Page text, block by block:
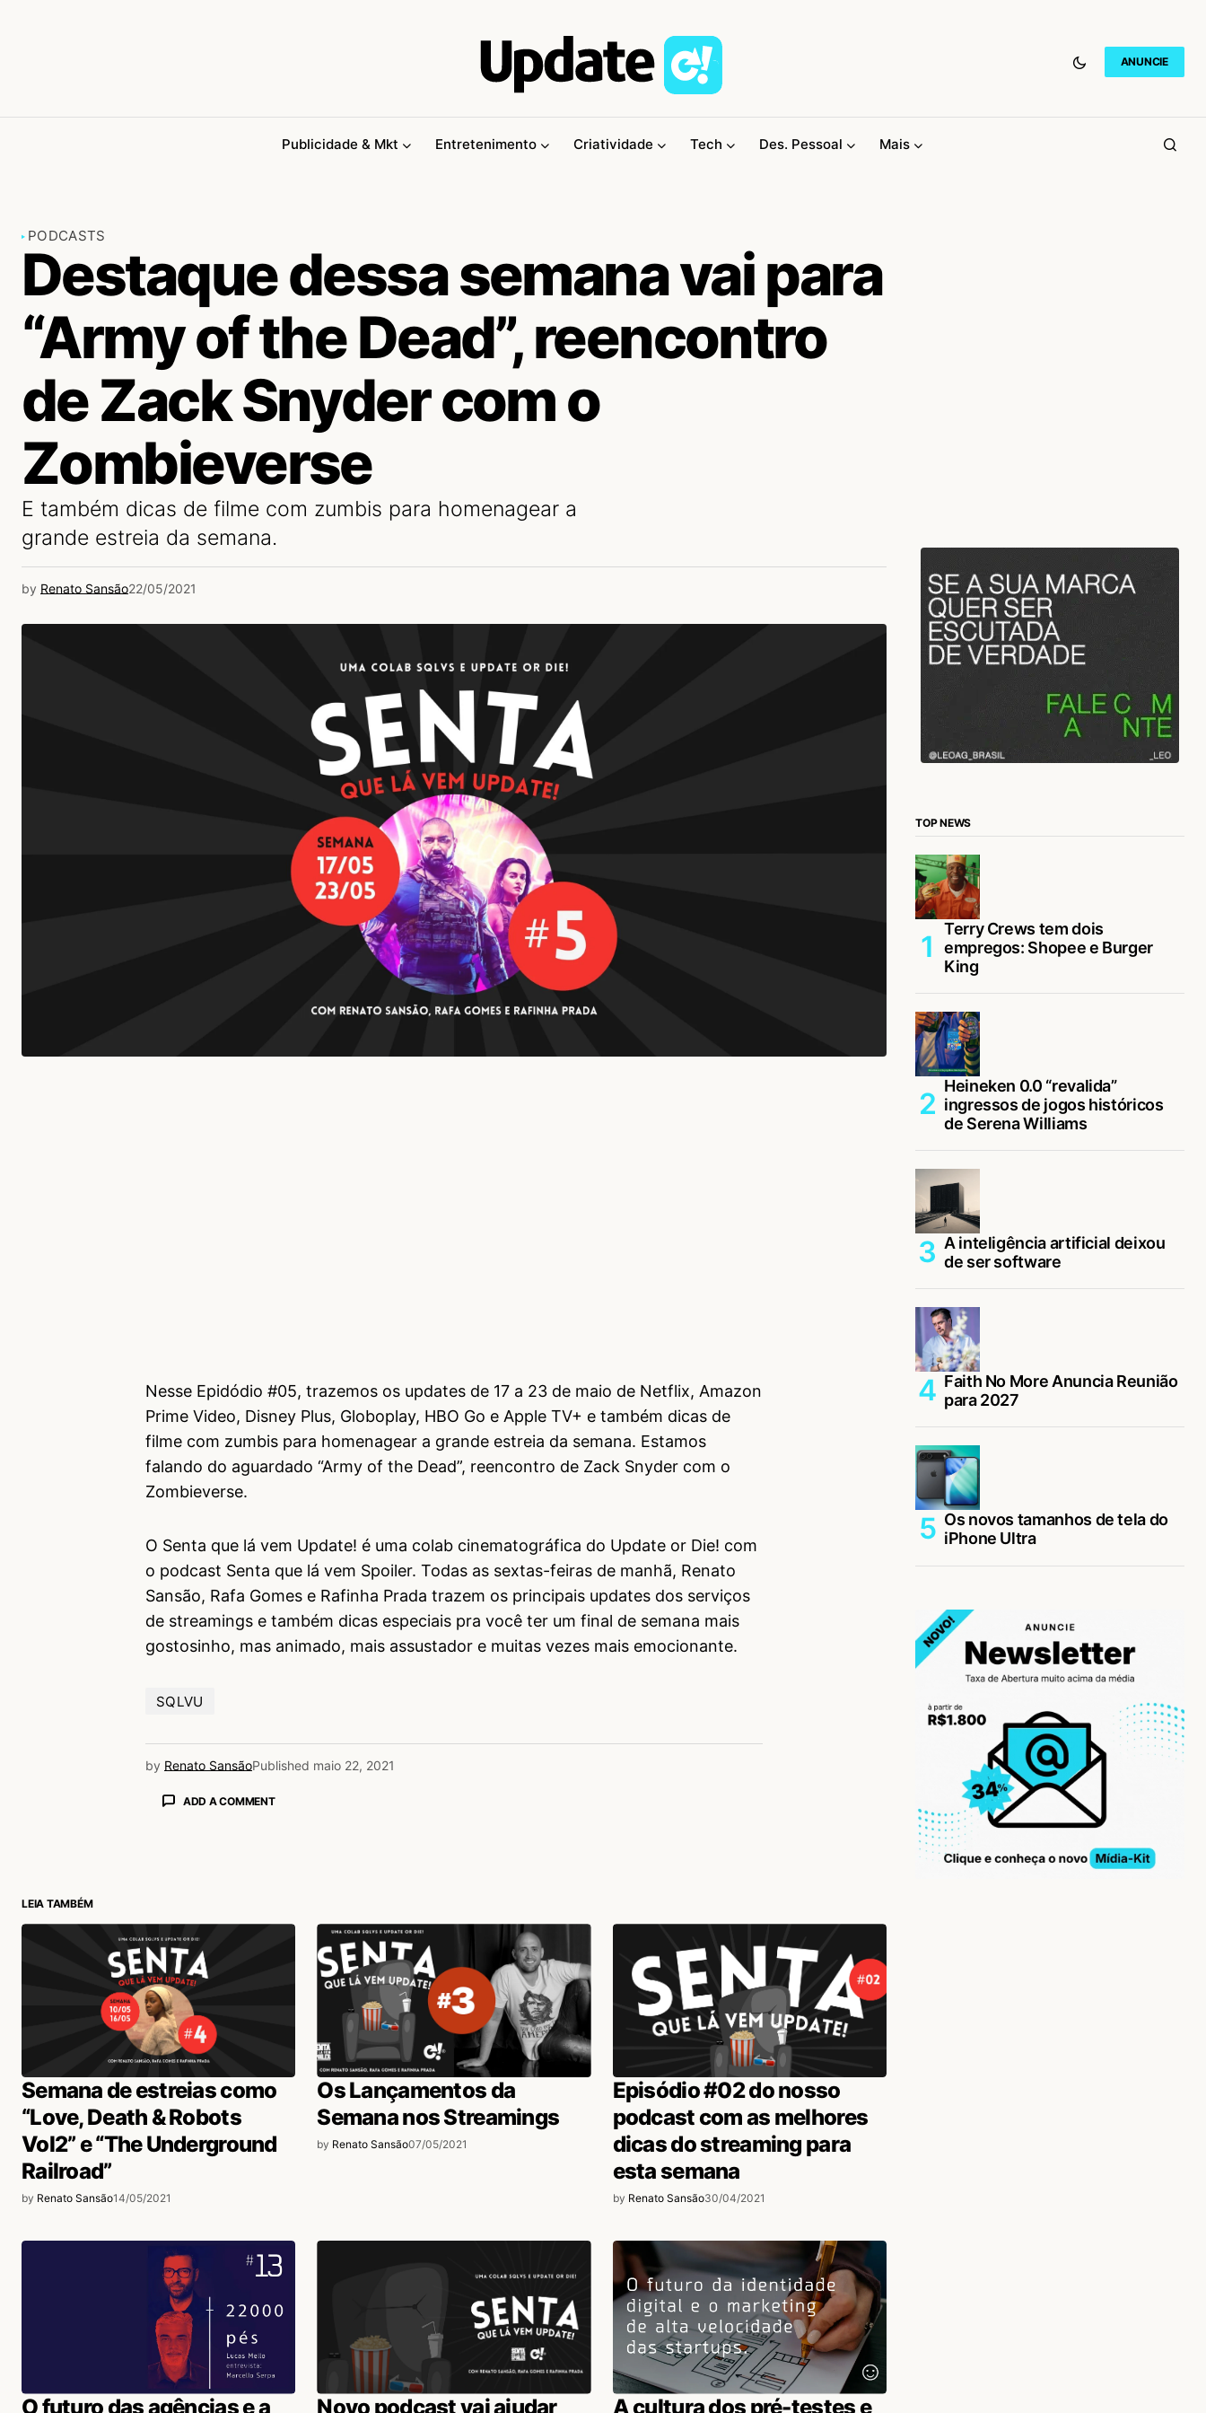
ANUNCIE
Publicidade & Mkt Entretenimento Criatividade Tech Des. Pessoal Mais
PODCASTS
Destaque dessa semana vai para
“Army of the Dead”, reencontro
de Zack Snyder com o
Zombieverse
E também dicas de filme com zumbis para homenagear a
grande estreia da semana.
by Renato Sansão22/05/2021
Nesse Epidódio #05, trazemos os updates de 17 a 23 de maio de Netflix, Amazon
Prime Video, Disney Plus, Globoplay, HBO Go e Apple TV+ e também dicas de
filme com zumbis para homenagear a grande estreia da semana. Estamos
falando do aguardado “Army of the Dead”, reencontro de Zack Snyder com o
Zombieverse.
O Senta que lá vem Update! é uma colab cinematográfica do Update or Die! com
o podcast Senta que lá vem Spoiler. Todas as sextas-feiras de manhã, Renato
Sansão, Rafa Gomes e Rafinha Prada trazem os principais updates dos serviços
de streamings e também dicas especiais pra você ter um final de semana mais
gostosinho, mas animado, mais assustador e muitas vezes mais emocionante.
SQLVU
by Renato SansãoPublished maio 22, 2021
ADD A COMMENT
LEIA TAMBÉM
Semana de estreias como
“Love, Death & Robots
Vol2” e “The Underground
Railroad”
by Renato Sansão14/05/2021
Os Lançamentos da
Semana nos Streamings
by Renato Sansão07/05/2021
Episódio #02 do nosso
podcast com as melhores
dicas do streaming para
esta semana
by Renato Sansão30/04/2021
O futuro das agências e a Novo podcast vai ajudar A cultura dos pré-testes e
TOP NEWS
Terry Crews tem dois
empregos: Shopee e Burger
King
Heineken 0.0 “revalida”
ingressos de jogos históricos
de Serena Williams
A inteligência artificial deixou
de ser software
Faith No More Anuncia Reunião
para 2027
Os novos tamanhos de tela do
iPhone Ultra